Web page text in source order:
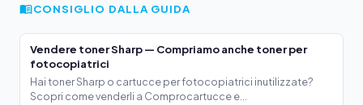
CONSIGLIO DALLA GUIDA
Vendere toner Sharp — Compriamo anche toner per
fotocopiatrici
Hai toner Sharp o cartucce per fotocopiatrici inutilizzate?
Scopri come venderli a Comprocartucce e...